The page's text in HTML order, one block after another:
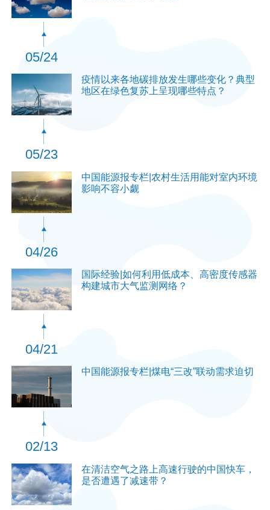
05/24
疫情以来各地碳排放发生哪些变化？典型
地区在绿色复苏上呈现哪些特点？
05/23
中国能源报专栏|农村生活用能对室内环境
影响不容小觑
04/26
国际经验|如何利用低成本、高密度传感器
构建城市大气监测网络？
04/21
中国能源报专栏|煤电“三改”联动需求迫切
02/13
在清洁空气之路上高速行驶的中国快车，
是否遭遇了减速带？